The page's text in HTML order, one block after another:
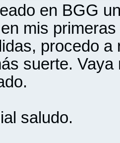
en BGG
mis
procedo
suerte.
saludo.